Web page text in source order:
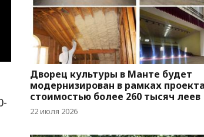
Дворец культуры в Манте будет
модернизирован в рамках проекта
стоимостью более 260 тысяч леев
22 июля 2026